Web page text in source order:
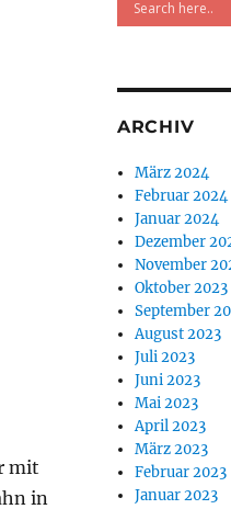
mit
in
ARCHIV
März 2024
Februar 2024
Januar 2024
Dezember
November
Oktober 2023
September
August 2023
Juli 2023
Juni 2023
Mai 2023
April 2023
März 2023
Februar 2023
Januar 2023